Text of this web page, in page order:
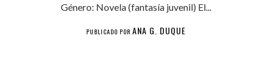
Género: Novela (fantasía juvenil) El...
PUBLICADO POR ANA G. DUQUE